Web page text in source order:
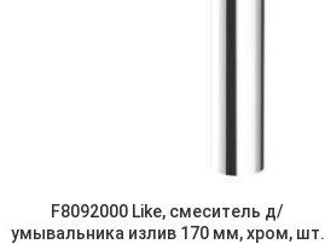
В КОРЗИНУ
F8092000 Like, смеситель д/
умывальника излив 170 мм, хром, шт.